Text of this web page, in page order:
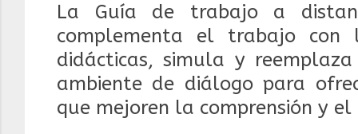
La Guía de trabajo a
complementa el trabajo con
didácticas, simula y
ambiente de diálogo para
que mejoren la comprensión y